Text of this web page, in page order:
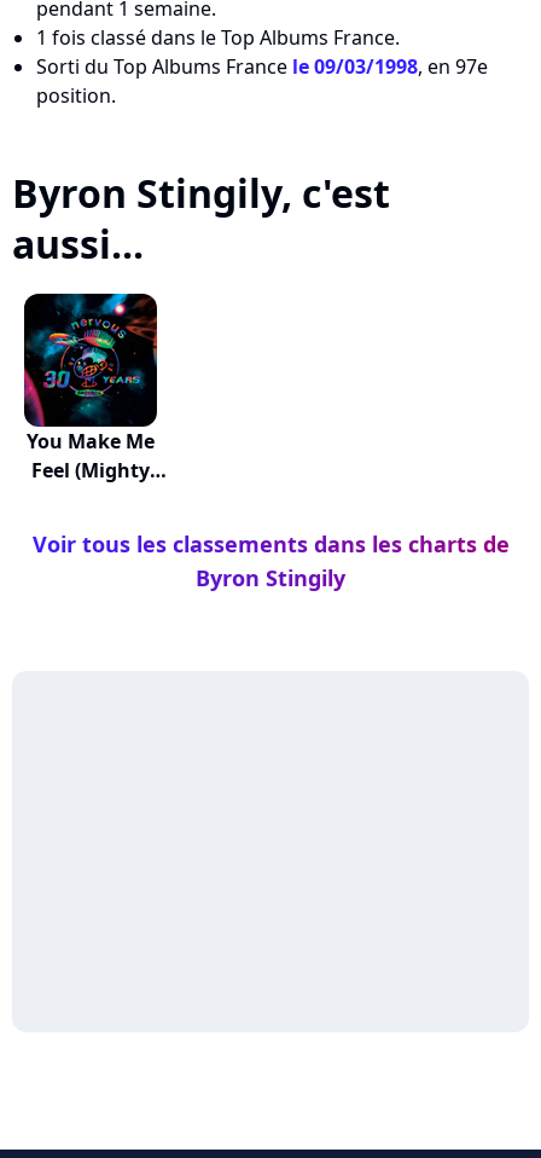
pendant 1 semaine.
1 fois classé dans le Top Albums France.
Sorti du Top Albums France le 09/03/1998, en 97e
position.
Byron Stingily, c'est
aussi...
You Make Me
Feel (Mighty
Voir tous les classements dans les charts de
Byron Stingily